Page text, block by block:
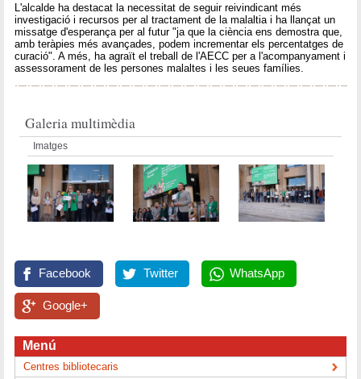
L'alcalde ha destacat la necessitat de seguir reivindicant més
investigació i recursos per al tractament de la malaltia i ha llançat un
missatge d'esperança per al futur "ja que la ciència ens demostra que,
amb teràpies més avançades, podem incrementar els percentatges de
curació". A més, ha agraït el treball de l'AECC per a l'acompanyament i
assessorament de les persones malaltes i les seues famílies.
Galeria multimèdia
Imatges
Facebook Twitter WhatsApp
Google+
Menú
Centres bibliotecaris